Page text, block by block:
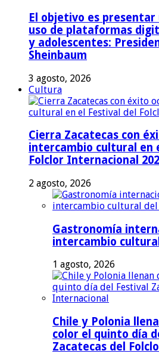
El objetivo es presentar
uso de plataformas
y adolescentes:
Sheinbaum
3 agosto, 2026
Cultura
Cierra Zacatecas con
intercambio cultural en
Folclor Internacional
2 agosto, 2026
Gastronomía
intercambio
1 agosto, 2026
Chile y Polonia
color el quinto día
Zacatecas del